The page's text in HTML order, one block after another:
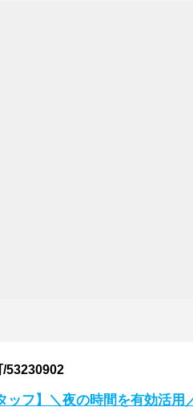
/53230902
ッフ】＼夜の時間を有効活用